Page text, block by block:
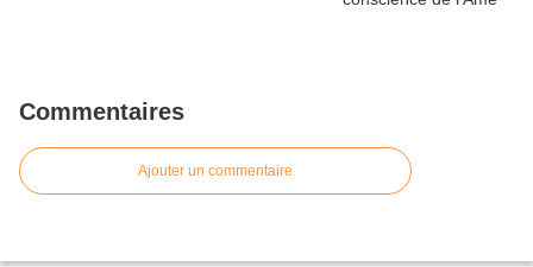
Commentaires
Ajouter un commentaire